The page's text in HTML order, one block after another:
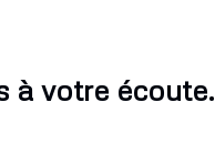
à votre écoute.